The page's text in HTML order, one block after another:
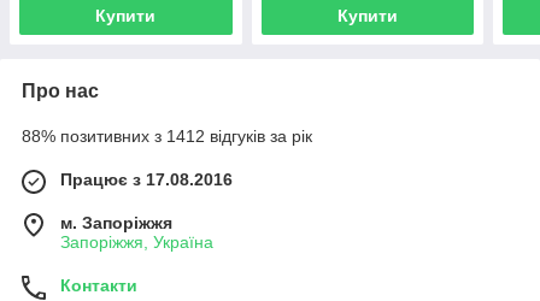
Купити Купити
Про нас
88% позитивних з 1412 відгуків за рік
Працює з 17.08.2016
м. Запоріжжя
Запоріжжя, Україна
Контакти